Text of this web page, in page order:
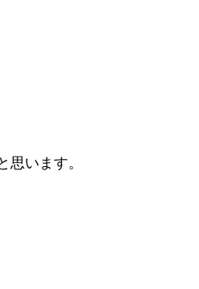
います。